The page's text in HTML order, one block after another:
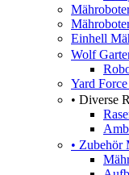
Einhell
Wolf
Yard
• Diverse
• Zubehör